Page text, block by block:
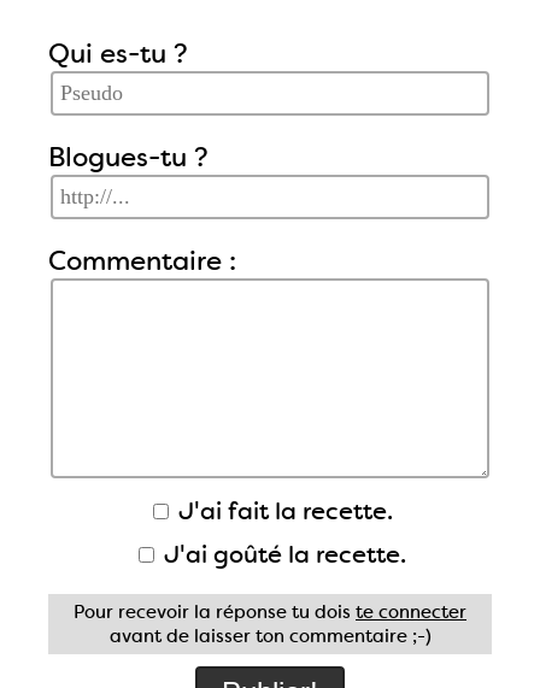
Qui es-tu ?
Blogues-tu ?
Commentaire :
J'ai fait la recette.
J'ai goûté la recette.
Pour recevoir la réponse tu dois te connecter
avant de laisser ton commentaire ;-)